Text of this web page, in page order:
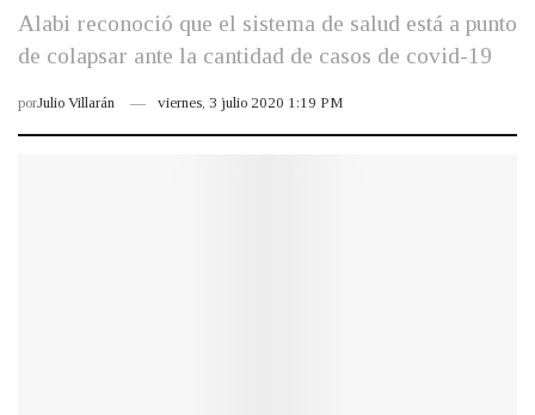
Alabi reconoció que el sistema de salud está a punto
de colapsar ante la cantidad de casos de covid-19
porJulio Villarán viernes, 3 julio 2020 1:19 PM